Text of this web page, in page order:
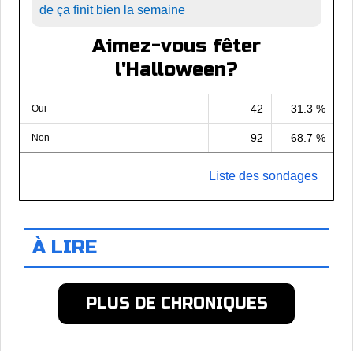
de ça finit bien la semaine
Aimez-vous fêter
l'Halloween?
Oui 42 31.3 %
Non 92 68.7 %
Liste des sondages
À LIRE
PLUS DE CHRONIQUES